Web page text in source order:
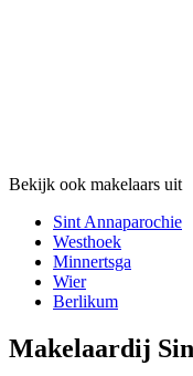
Bekijk ook makelaars uit
Sint Annaparochie
Westhoek
Minnertsga
Wier
Berlikum
Makelaardij